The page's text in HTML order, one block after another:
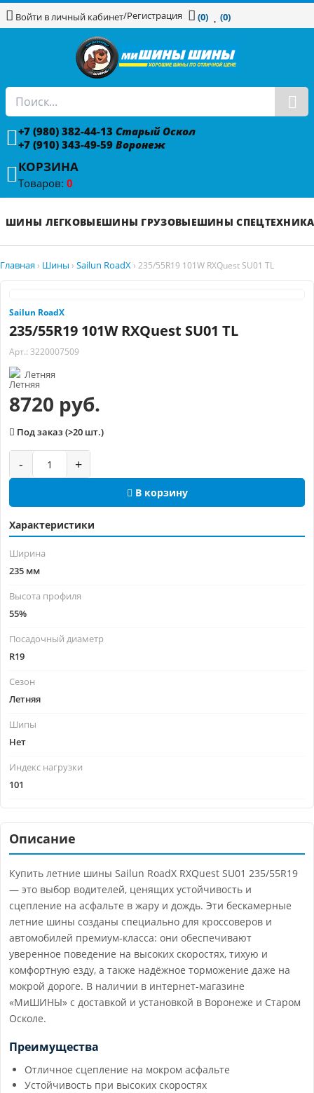
Войти в личный кабинет/Регистрация (0) (0)
+7 (980) 382-44-13 Старый Оскол
+7 (910) 343-49-59 Воронеж
КОРЗИНА
Товаров: 0
ШИНЫ ЛЕГКОВЫЕШИНЫ ГРУЗОВЫЕШИНЫ СПЕЦТЕХНИКА
Главная › Шины › Sailun RoadX › 235/55R19 101W RXQuest SU01 TL
Sailun RoadX
235/55R19 101W RXQuest SU01 TL
Арт.: 3220007509
Летняя
8720 руб.
Под заказ (>20 шт.)
- +
В корзину
Характеристики
Ширина
235 мм
Высота профиля
55%
Посадочный диаметр
R19
Сезон
Летняя
Шипы
Нет
Индекс нагрузки
101
Описание
Купить летние шины Sailun RoadX RXQuest SU01 235/55R19
— это выбор водителей, ценящих устойчивость и
сцепление на асфальте в жару и дождь. Эти бескамерные
летние шины созданы специально для кроссоверов и
автомобилей премиум-класса: они обеспечивают
уверенное поведение на высоких скоростях, тихую и
комфортную езду, а также надёжное торможение даже на
мокрой дороге. В наличии в интернет-магазине
«МиШИНЫ» с доставкой и установкой в Воронеже и Старом
Осколе.
Преимущества
Отличное сцепление на мокром асфальте
Устойчивость при высоких скоростях